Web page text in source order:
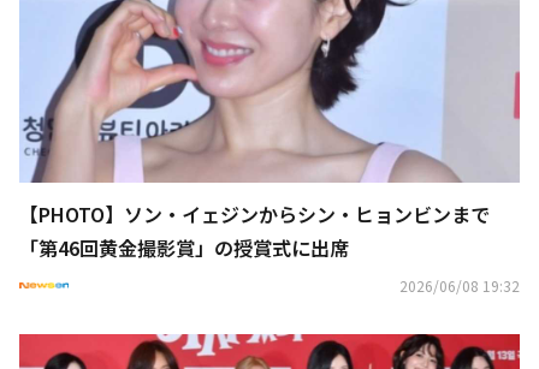
【PHOTO】ソン・イェジンからシン・ヒョンビンまで
「第46回黄金撮影賞」の授賞式に出席
2026/06/08 19:32